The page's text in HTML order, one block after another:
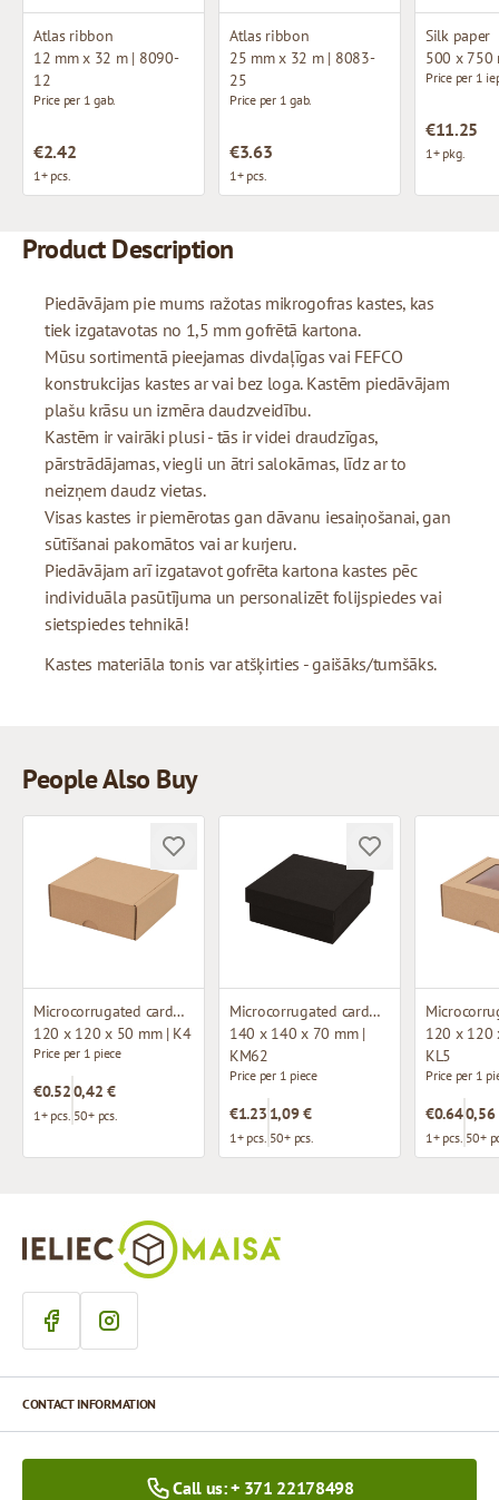
Atlas ribbon
12 mm x 32 m | 8090-
12
Price per 1 gab.
€2.42
1+ pcs.
Atlas ribbon
25 mm x 32 m | 8083-
25
Price per 1 gab.
€3.63
1+ pcs.
Silk paper
500 x 750
Price per 1
€11.25
1+ pkg.
Product Description
Piedāvājam pie mums ražotas mikrogofras kastes, kas
tiek izgatavotas no 1,5 mm gofrētā kartona.
Mūsu sortimentā pieejamas divdaļīgas vai FEFCO
konstrukcijas kastes ar vai bez loga. Kastēm piedāvājam
plašu krāsu un izmēra daudzveidību.
Kastēm ir vairāki plusi - tās ir videi draudzīgas,
pārstrādājamas, viegli un ātri salokāmas, līdz ar to
neizņem daudz vietas.
Visas kastes ir piemērotas gan dāvanu iesaiņošanai, gan
sūtīšanai pakomātos vai ar kurjeru.
Piedāvājam arī izgatavot gofrēta kartona kastes pēc
individuāla pasūtījuma un personalizēt folijspiedes vai
sietspiedes tehnikā!
Kastes materiāla tonis var atšķirties - gaišāks/tumšāks.
People Also Buy
Microcorrugated cardboard box
120 x 120 x 50 mm | K4
Price per 1 piece
€0.52
1+ pcs.
0,42 €
50+ pcs.
Microcorrugated cardboard box
140 x 140 x 70 mm |
KM62
Price per 1 piece
€1.23
1+ pcs.
1,09 €
50+ pcs.
120 x 120
KL5
Price per 1
€0.64
1+ pcs.
0,56
50+
CONTACT INFORMATION
Call us: + 371 22178498